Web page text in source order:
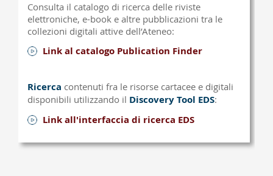
Consulta il catalogo di ricerca delle riviste
elettroniche, e-book e altre pubblicazioni tra le
collezioni digitali attive dell’Ateneo:
Link al catalogo Publication Finder
Ricerca contenuti fra le risorse cartacee e digitali
disponibili utilizzando il Discovery Tool EDS:
Link all'interfaccia di ricerca EDS